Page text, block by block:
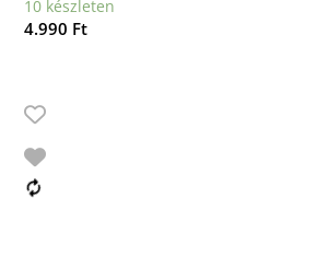
10 készleten
4.990 Ft